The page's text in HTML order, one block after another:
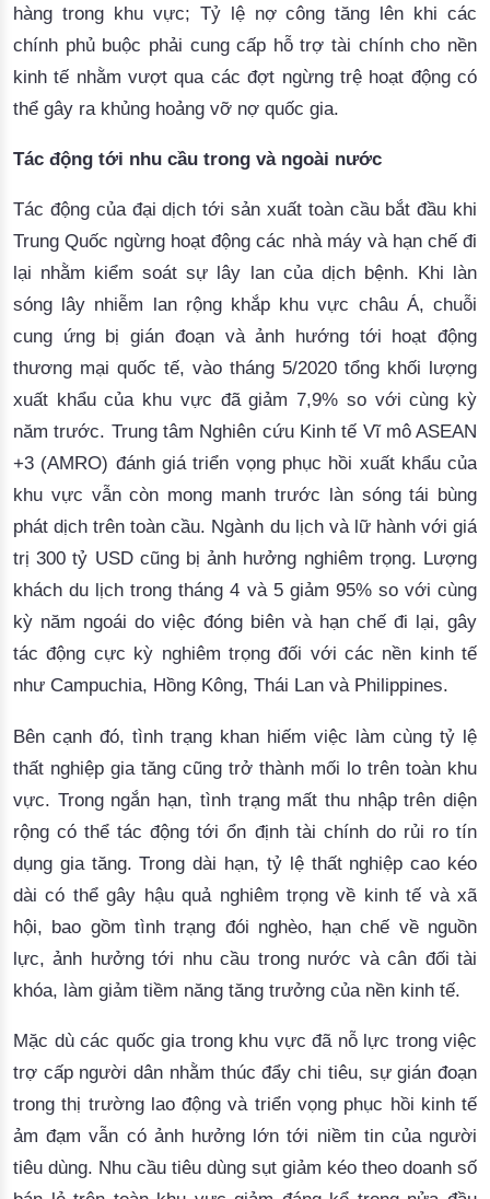
hàng trong khu vực; Tỷ lệ nợ công tăng lên khi các
chính phủ buộc phải cung cấp hỗ trợ tài chính cho nền
kinh tế nhằm vượt qua các đợt ngừng trệ hoạt động có
thể gây ra khủng hoảng vỡ nợ quốc gia.
Tác động tới nhu cầu trong và ngoài nước
Tác động của đại dịch tới sản xuất toàn cầu bắt đầu khi
Trung Quốc ngừng hoạt động các nhà máy và hạn chế đi
lại nhằm kiểm soát sự lây lan của dịch bệnh. Khi làn
sóng lây nhiễm lan rộng khắp khu vực châu Á, chuỗi
cung ứng bị gián đoạn và ảnh hướng tới hoạt động
thương mại quốc tế, vào tháng 5/2020 tổng khối lượng
xuất khẩu của khu vực đã giảm 7,9% so với cùng kỳ
năm trước. Trung tâm Nghiên cứu Kinh tế Vĩ mô ASEAN
+3 (AMRO) đánh giá triển vọng phục hồi xuất khẩu của
khu vực vẫn còn mong manh trước làn sóng tái bùng
phát dịch trên toàn cầu. Ngành du lịch và lữ hành với giá
trị 300 tỷ USD cũng bị ảnh hưởng nghiêm trọng. Lượng
khách du lịch trong tháng 4 và 5 giảm 95% so với cùng
kỳ năm ngoái do việc đóng biên và hạn chế đi lại, gây
tác động cực kỳ nghiêm trọng đối với các nền kinh tế
như Campuchia, Hồng Kông, Thái Lan và Philippines.
Bên cạnh đó, tình trạng khan hiếm việc làm cùng tỷ lệ
thất nghiệp gia tăng cũng trở thành mối lo trên toàn khu
vực. Trong ngắn hạn, tình trạng mất thu nhập trên diện
rộng có thể tác động tới ổn định tài chính do rủi ro tín
dụng gia tăng. Trong dài hạn, tỷ lệ thất nghiệp cao kéo
dài có thể gây hậu quả nghiêm trọng về kinh tế và xã
hội, bao gồm tình trạng đói nghèo, hạn chế về nguồn
lực, ảnh hưởng tới nhu cầu trong nước và cân đối tài
khóa, làm giảm tiềm năng tăng trưởng của nền kinh tế.
Mặc dù các quốc gia trong khu vực đã nỗ lực trong việc
trợ cấp người dân nhằm thúc đẩy chi tiêu, sự gián đoạn
trong thị trường lao động và triển vọng phục hồi kinh tế
ảm đạm vẫn có ảnh hưởng lớn tới niềm tin của người
tiêu dùng. Nhu cầu tiêu dùng sụt giảm kéo theo doanh số